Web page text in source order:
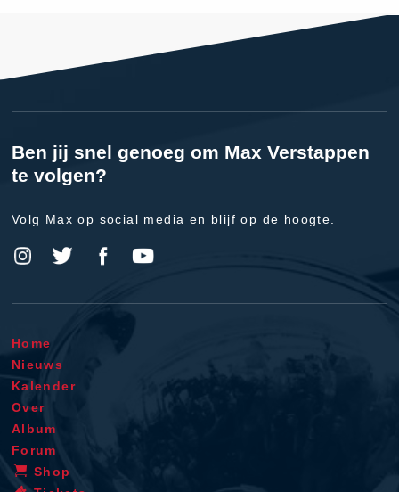
Ben jij snel genoeg om Max Verstappen
te volgen?
Volg Max op social media en blijf op de hoogte.
Home
Nieuws
Kalender
Over
Album
Forum
Shop